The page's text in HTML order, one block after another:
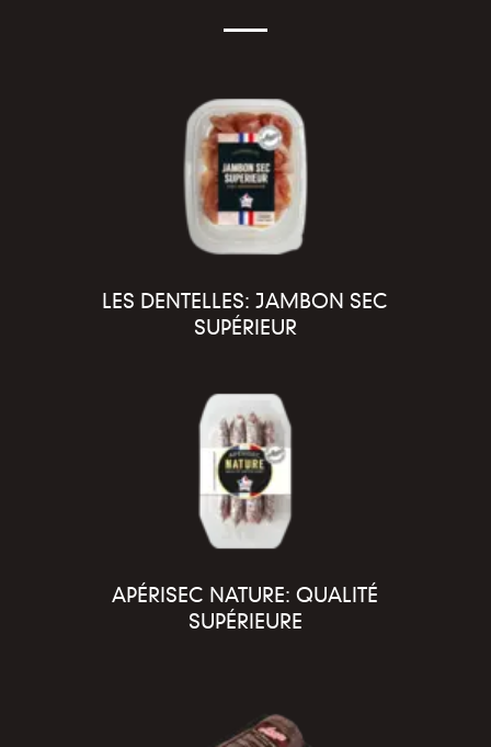
LES DENTELLES: JAMBON SEC
SUPÉRIEUR
APÉRISEC NATURE: QUALITÉ
SUPÉRIEURE